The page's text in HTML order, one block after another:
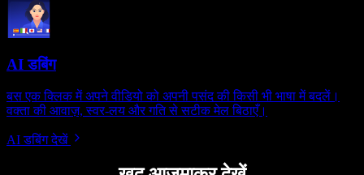
AI डबिंग
बस एक क्लिक में अपने वीडियो को अपनी पसंद की किसी भी भाषा में बदलें।
वक्ता की आवाज़, स्वर-लय और गति से सटीक मेल बिठाएँ।
AI डबिंग देखें